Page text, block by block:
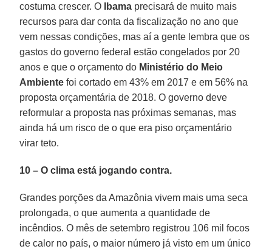
costuma crescer. O
Ibama precisará de muito mais
recursos para dar conta da fiscalização no ano que
vem nessas condições, mas aí a gente lembra que os
gastos do governo federal estão congelados por 20
anos e que o orçamento do Ministério do Meio
Ambiente foi cortado em 43% em 2017 e em 56% na
proposta orçamentária de 2018. O governo deve
reformular a proposta nas próximas semanas, mas
ainda há um risco de o que era piso orçamentário
virar teto.
10 – O clima está jogando contra.
Grandes porções da Amazônia vivem mais uma seca
prolongada, o que aumenta a quantidade de
incêndios. O mês de setembro registrou 106 mil focos
de calor no país, o maior número já visto em um único